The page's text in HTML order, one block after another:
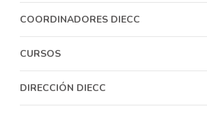
COORDINADORES DIECC
CURSOS
DIRECCIÓN DIECC